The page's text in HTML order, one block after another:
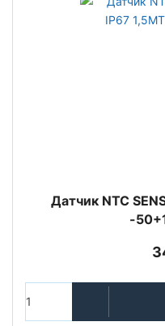
Датчик NTC
-